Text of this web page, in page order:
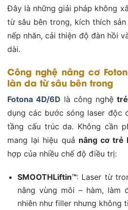
Đây là những giải pháp không
từ sâu bên trong, kích thích
nếp nhăn, cải thiện độ đàn hồi
dài.
Công nghệ nâng cơ
làn da từ sâu bên trong
Fotona 4D/6D là công nghệ
dụng các bước sóng laser độc
tầng cấu trúc da. Không cần
mang lại hiệu quả nâng cơ trẻ
hợp của nhiều chế độ điều trị:
SMOOTHLiftin™: Laser từ
nâng vùng môi – hàm, làm
nhiên như filler nhưng không